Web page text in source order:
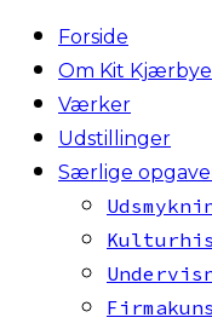
Forside
Om Kit Kjærbye
Værker
Udstillinger
Særlige